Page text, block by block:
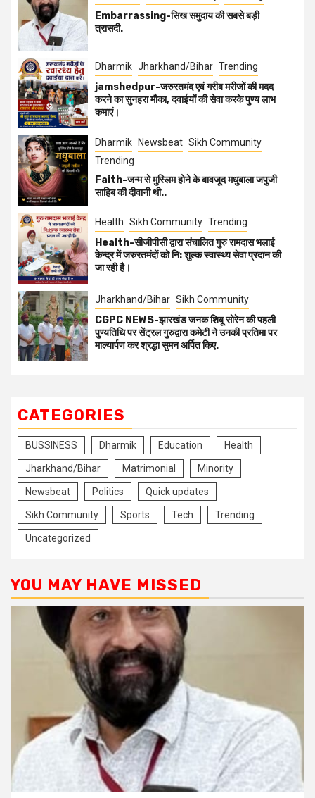
Embarrassing-सिख समुदाय की सबसे बड़ी
त्रासदी.
Dharmik Jharkhand/Bihar Trending
jamshedpur-जरुरतमंद एवं गरीब मरीजों की मदद
करने का सुनहरा मौका, दवाईयों की सेवा करके पुण्य लाभ
कमाएं।
Dharmik Newsbeat Sikh Community
Trending
Faith-जन्म से मुस्लिम होने के बावजूद मधुबाला जपुजी
साहिब की दीवानी थी..
Health Sikh Community Trending
Health-सीजीपीसी द्वारा संचालित गुरु रामदास भलाई
केन्द्र में जरुरतमंदों को नि: शुल्क स्वास्थ्य सेवा प्रदान की
जा रही है।
Jharkhand/Bihar Sikh Community
CGPC NEWS-झारखंड जनक शिबू सोरेन की पहली
पुण्यतिथि पर सेंट्रल गुरुद्वारा कमेटी ने उनकी प्रतिमा पर
माल्यार्पण कर श्रद्धा सुमन अर्पित किए.
CATEGORIES
BUSSINESS Dharmik Education Health
Jharkhand/Bihar Matrimonial Minority
Newsbeat Politics Quick updates
Sikh Community Sports Tech Trending
Uncategorized
YOU MAY HAVE MISSED